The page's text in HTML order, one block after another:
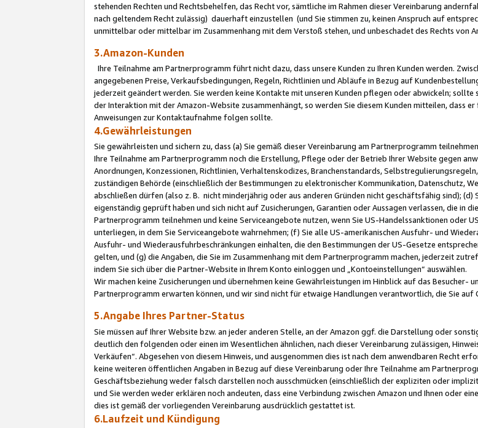
stehenden Rechten und Rechtsbehelfen, das Recht vor, sämtliche im Rahmen dieser Vereinbarung
nach geltendem Recht zulässig) dauerhaft einzustellen (und Sie stimmen zu, keinen Anspruch auf
unmittelbar oder mittelbar im Zusammenhang mit dem Verstoß stehen, und unbeschadet des Rechts von
3.Amazon-Kunden
Ihre Teilnahme am Partnerprogramm führt nicht dazu, dass unsere Kunden zu Ihren Kunden werden.
angegebenen Preise, Verkaufsbedingungen, Regeln, Richtlinien und Abläufe in Bezug auf
jederzeit geändert werden. Sie werden keine Kontakte mit unseren Kunden pflegen oder abwickeln; sollte
der Interaktion mit der Amazon-Website zusammenhängt, so werden Sie diesem Kunden mitteilen, dass
Anweisungen zur Kontaktaufnahme folgen sollte.
4.Gewährleistungen
Sie gewährleisten und sichern zu, dass (a) Sie gemäß dieser Vereinbarung am Partnerprogramm
Ihre Teilnahme am Partnerprogramm noch die Erstellung, Pflege oder der Betrieb Ihrer Website gegen
Anordnungen, Konzessionen, Richtlinien, Verhaltenskodizes, Branchenstandards,
zuständigen Behörde (einschließlich der Bestimmungen zu elektronischer Kommunikation, Datenschutz,
abschließen dürfen (also z. B. nicht minderjährig oder aus anderen Gründen nicht geschäftsfähig sind);
eigenständig geprüft haben und sich nicht auf Zusicherungen, Garantien oder Aussagen verlassen, die in
Partnerprogramm teilnehmen und keine Serviceangebote nutzen, wenn Sie US-Handelssanktionen oder
unterliegen, in dem Sie Serviceangebote wahrnehmen; (f) Sie alle US-amerikanischen Ausfuhr- und
Ausfuhr- und Wiederausfuhrbeschränkungen einhalten, die den Bestimmungen der US-Gesetze
gelten, und (g) die Angaben, die Sie im Zusammenhang mit dem Partnerprogramm machen, jederzeit
indem Sie sich über die Partner-Website in Ihrem Konto einloggen und „Kontoeinstellungen“ auswählen.
Wir machen keine Zusicherungen und übernehmen keine Gewährleistungen im Hinblick auf das Besucher-
Partnerprogramm erwarten können, und wir sind nicht für etwaige Handlungen verantwortlich, die Sie auf
5.Angabe Ihres Partner-Status
Sie müssen auf Ihrer Website bzw. an jeder anderen Stelle, an der Amazon ggf. die Darstellung oder
deutlich den folgenden oder einen im Wesentlichen ähnlichen, nach dieser Vereinbarung zulässigen,
Verkäufen“. Abgesehen von diesem Hinweis, und ausgenommen dies ist nach dem anwendbaren Recht
keine weiteren öffentlichen Angaben in Bezug auf diese Vereinbarung oder Ihre Teilnahme am
Geschäftsbeziehung weder falsch darstellen noch ausschmücken (einschließlich der expliziten oder
und Sie werden weder erklären noch andeuten, dass eine Verbindung zwischen Amazon und Ihnen oder
dies ist gemäß der vorliegenden Vereinbarung ausdrücklich gestattet ist.
6.Laufzeit und Kündigung